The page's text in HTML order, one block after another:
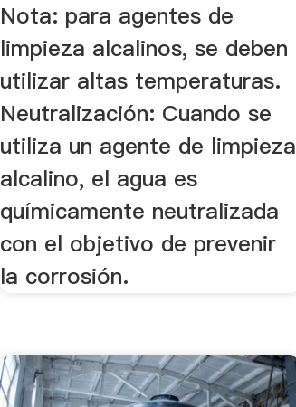
Nota: para agentes de
limpieza alcalinos, se deben
utilizar altas temperaturas.
Neutralización: Cuando se
utiliza un agente de limpieza
alcalino, el agua es
químicamente neutralizada
con el objetivo de prevenir
la corrosión.